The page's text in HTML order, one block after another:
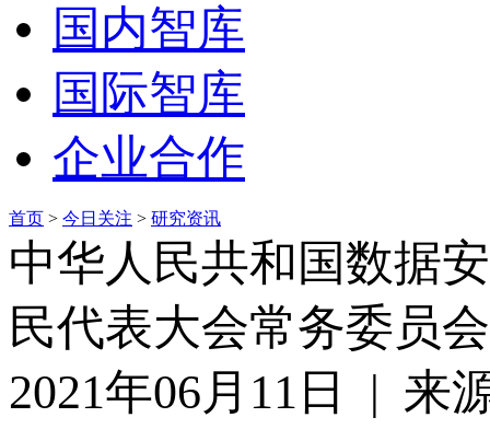
国内智库
国际智库
企业合作
首页 > 今日关注 > 研究资讯
中华人民共和国数据
民代表大会常务委员
2021年06月11日 | 来